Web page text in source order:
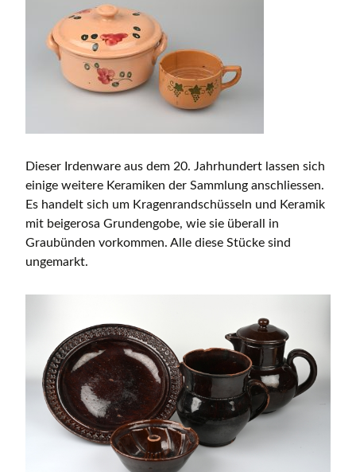
Dieser Irdenware aus dem 20. Jahrhundert lassen sich
einige weitere Keramiken der Sammlung anschliessen.
Es handelt sich um Kragenrandschüsseln und Keramik
mit beigerosa Grundengobe, wie sie überall in
Graubünden vorkommen. Alle diese Stücke sind
ungemarkt.